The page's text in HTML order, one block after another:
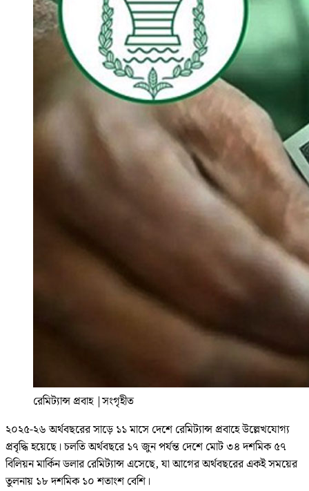
রেমিট্যান্স প্রবাহ |সংগৃহীত
২০২৫-২৬ অর্থবছরের সাড়ে ১১ মাসে দেশে রেমিট্যান্স প্রবাহে উল্লেখযোগ্য
প্রবৃদ্ধি হয়েছে। চলতি অর্থবছরে ১৭ জুন পর্যন্ত দেশে মোট ৩৪ দশমিক ৫৭
বিলিয়ন মার্কিন ডলার রেমিট্যান্স এসেছে, যা আগের অর্থবছরের একই সময়ের
তুলনায় ১৮ দশমিক ১০ শতাংশ বেশি।